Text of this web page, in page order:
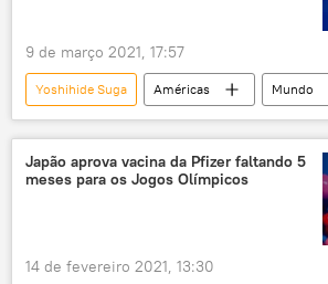
9 de março 2021, 17:57
Yoshihide Suga Américas
Mundo
Notícias
Joe Biden
Japão
Austrália
Scott Morrison
Narendra Modi
Índia
relações
Japão aprova vacina da Pfizer faltando 5
meses para os Jogos Olímpicos
14 de fevereiro 2021, 13:30